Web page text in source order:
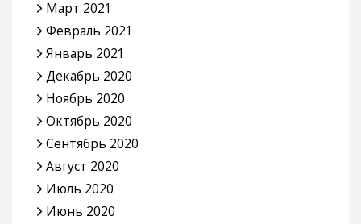
Март 2021
Февраль 2021
Январь 2021
Декабрь 2020
Ноябрь 2020
Октябрь 2020
Сентябрь 2020
Август 2020
Июль 2020
Июнь 2020